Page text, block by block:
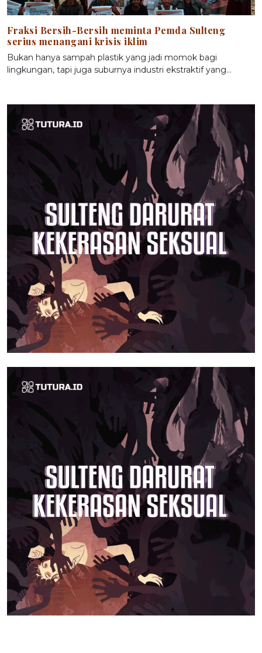
Fraksi Bersih-Bersih meminta Pemda Sulteng
serius menangani krisis iklim
Bukan hanya sampah plastik yang jadi momok bagi
lingkungan, tapi juga suburnya industri ekstraktif yang…